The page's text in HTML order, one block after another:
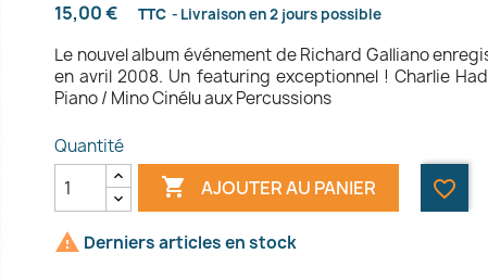
15,00 € TTC Livraison en 2 jours possible
Le nouvel album événement de Richard Galliano
en avril 2008. Un featuring exceptionnel ! Charlie
Piano / Mino Cinélu aux Percussions
Quantité
 AJOUTER AU PANIER favorite_border
 Derniers articles en stock